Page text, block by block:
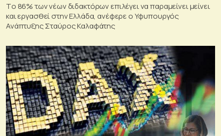
Tο 86% των νέων διδακτόρων επιλέγει να παραμείνει μείνει
και εργασθεί στην Ελλάδα, ανέφερε ο Υφυπουργός
Ανάπτυξης Σταύρος Καλαφάτης